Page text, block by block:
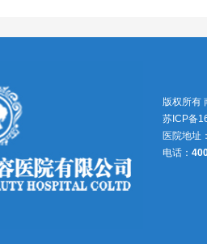
版权所有
苏ICP备
医院地址
电话：